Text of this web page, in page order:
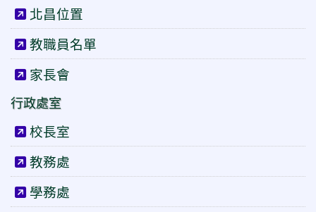
北昌位置
教職員名單
家長會
行政處室
校長室
教務處
學務處